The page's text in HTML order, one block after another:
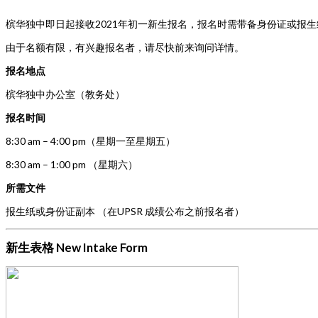
槟华独中即日起接收2021年初一新生报名，报名时需带备身份证或报生
由于名额有限，有兴趣报名者，请尽快前来询问详情。
报名地点
槟华独中办公室（教务处）
报名时间
8:30 am – 4:00 pm（星期一至星期五）
8:30 am – 1:00 pm （星期六）
所需文件
报生纸或身份证副本 （在UPSR 成绩公布之前报名者）
新生表格 New Intake Form